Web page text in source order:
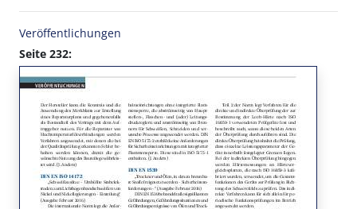
Veröffentlichungen
Seite 232: